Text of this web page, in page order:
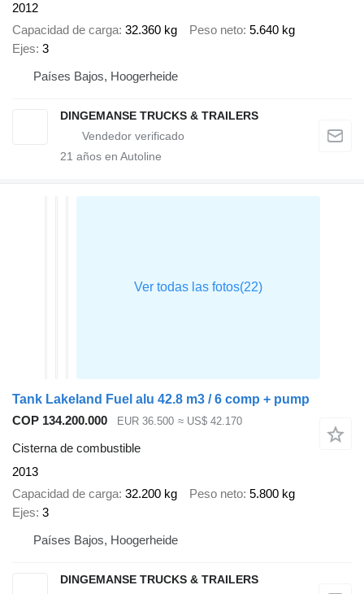
2012
Capacidad de carga 32.360 kg Peso neto 5.640 kg
Ejes 3
Países Bajos, Hoogerheide
DINGEMANSE TRUCKS & TRAILERS
21 años en Autoline
Tank Lakeland Fuel alu 42.8 m3 / 6 comp + pump
COP 134.200.000
EUR 36.500 ≈ US$ 42.170
Cisterna de combustible
2013
Capacidad de carga 32.200 kg Peso neto 5.800 kg
Ejes 3
Países Bajos, Hoogerheide
DINGEMANSE TRUCKS & TRAILERS